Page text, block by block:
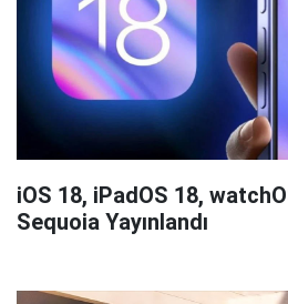
iOS 18, iPadOS 18,
Sequoia Yayınlandı